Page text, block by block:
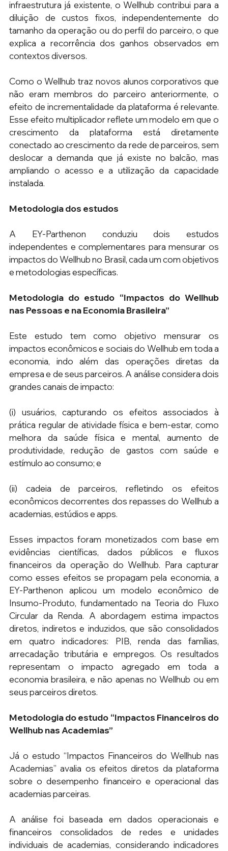
infraestrutura já existente, o Wellhub contribui para a
diluição de custos fixos, independentemente do
tamanho da operação ou do perfil do parceiro, o que
explica a recorrência dos ganhos observados em
contextos diversos.
Como o Wellhub traz novos alunos corporativos que
não eram membros do parceiro anteriormente, o
efeito de incrementalidade da plataforma é relevante.
Esse efeito multiplicador reflete um modelo em que o
crescimento da plataforma está diretamente
conectado ao crescimento da rede de parceiros, sem
deslocar a demanda que já existe no balcão, mas
ampliando o acesso e a utilização da capacidade
instalada.
Metodologia dos estudos
A EY-Parthenon conduziu dois estudos
independentes e complementares para mensurar os
impactos do Wellhub no Brasil, cada um com objetivos
e metodologias específicas.
Metodologia do estudo “Impactos do Wellhub
nas Pessoas e na Economia Brasileira”
Este estudo tem como objetivo mensurar os
impactos econômicos e sociais do Wellhub em toda a
economia, indo além das operações diretas da
empresa e de seus parceiros. A análise considera dois
grandes canais de impacto:
(i) usuários, capturando os efeitos associados à
prática regular de atividade física e bem-estar, como
melhora da saúde física e mental, aumento de
produtividade, redução de gastos com saúde e
estímulo ao consumo; e
(ii) cadeia de parceiros, refletindo os efeitos
econômicos decorrentes dos repasses do Wellhub a
academias, estúdios e apps.
Esses impactos foram monetizados com base em
evidências científicas, dados públicos e fluxos
financeiros da operação do Wellhub. Para capturar
como esses efeitos se propagam pela economia, a
EY-Parthenon aplicou um modelo econômico de
Insumo-Produto, fundamentado na Teoria do Fluxo
Circular da Renda. A abordagem estima impactos
diretos, indiretos e induzidos, que são consolidados
em quatro indicadores: PIB, renda das famílias,
arrecadação tributária e empregos. Os resultados
representam o impacto agregado em toda a
economia brasileira, e não apenas no Wellhub ou em
seus parceiros diretos.
Metodologia do estudo “Impactos Financeiros do
Wellhub nas Academias”
Já o estudo “Impactos Financeiros do Wellhub nas
Academias” avalia os efeitos diretos da plataforma
sobre o desempenho financeiro e operacional das
academias parceiras.
A análise foi baseada em dados operacionais e
financeiros consolidados de redes e unidades
individuais de academias, considerando indicadores